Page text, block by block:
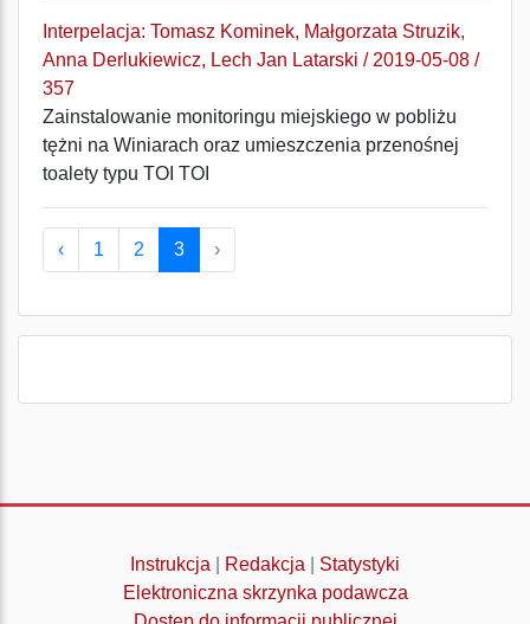
Interpelacja: Tomasz Kominek, Małgorzata Struzik,
Anna Derlukiewicz, Lech Jan Latarski / 2019-05-08 /
357
Zainstalowanie monitoringu miejskiego w pobliżu
tężni na Winiarach oraz umieszczenia przenośnej
toalety typu TOI TOI
‹ 1 2 3 ›
Instrukcja Redakcja
Statystyki
Elektroniczna skrzynka podawcza